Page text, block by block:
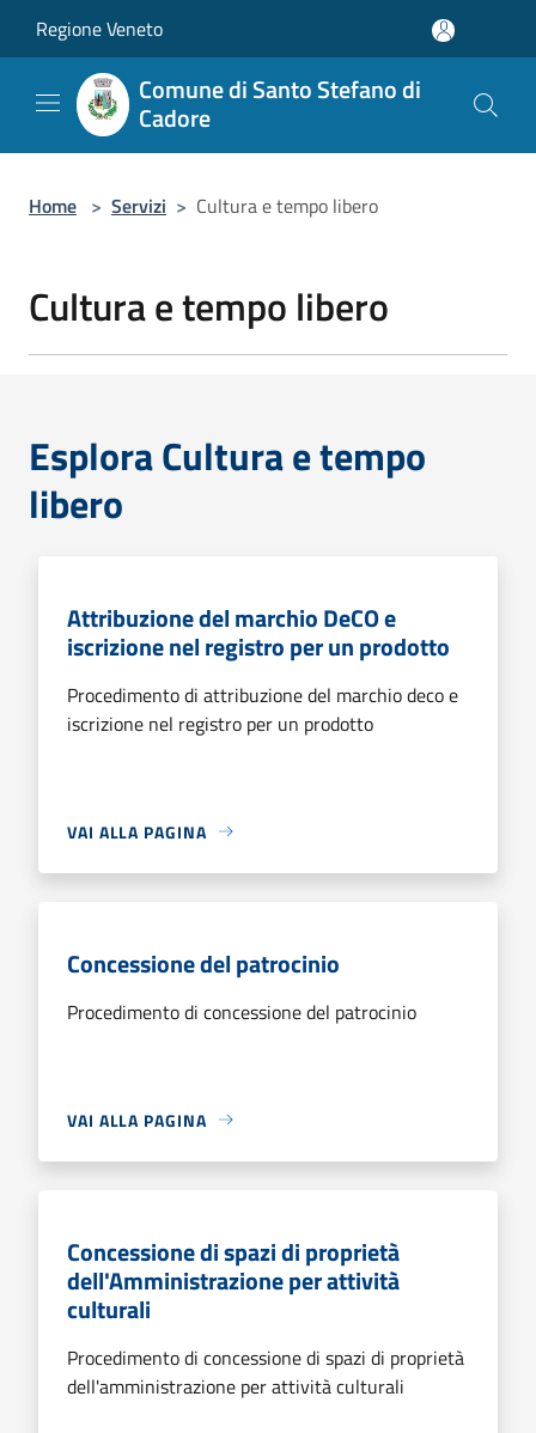
Regione Veneto
Comune di Santo Stefano di
Cadore
Home > Servizi > Cultura e tempo libero
Cultura e tempo libero
Esplora Cultura e tempo
libero
Attribuzione del marchio DeCO e
iscrizione nel registro per un prodotto
Procedimento di attribuzione del marchio deco e
iscrizione nel registro per un prodotto
VAI ALLA PAGINA
Concessione del patrocinio
Procedimento di concessione del patrocinio
VAI ALLA PAGINA
Concessione di spazi di proprietà
dell'Amministrazione per attività
culturali
Procedimento di concessione di spazi di proprietà
dell'amministrazione per attività culturali